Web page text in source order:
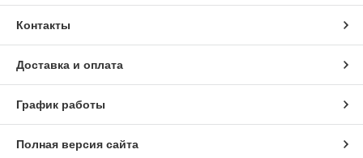
Контакты
Доставка и оплата
График работы
Полная версия сайта